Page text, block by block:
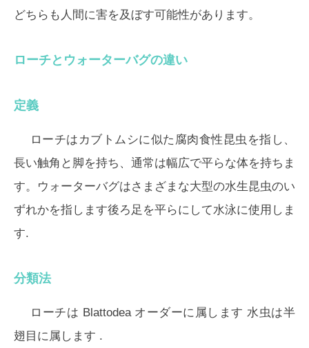
どちらも人間に害を及ぼす可能性があります。
ローチとウォーターバグの違い
定義
ローチはカブトムシに似た腐肉食性昆虫を指し、
長い触角と脚を持ち、通常は幅広で平らな体を持ちま
す。ウォーターバグはさまざまな大型の水生昆虫のい
ずれかを指します後ろ足を平らにして水泳に使用しま
す.
分類法
ローチは Blattodeaオーダーに属します 水虫は半
翅目 に属します .